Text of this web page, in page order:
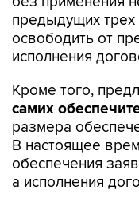
предыдущих трех
освободить от
исполнения
Кроме того,
самих
размера
В настоящее
обеспечения
а исполнения